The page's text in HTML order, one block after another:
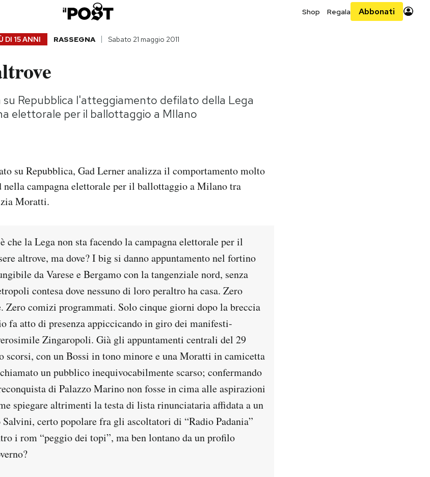
Shop Regala Abbonati
DI 15 ANNI RASSEGNA Sabato 21 maggio 2011
su Repubblica l'atteggiamento defilato della Lega
elettorale per il ballottaggio a MIlano
su Repubblica, Gad Lerner analizza il comportamento molto
campagna elettorale per il ballottaggio a Milano tra
Moratti.
che la Lega non sta facendo la campagna elettorale per il
altrove, ma dove? I big si danno appuntamento nel fortino
da Varese e Bergamo con la tangenziale nord, senza
contesa dove nessuno di loro peraltro ha casa. Zero
Zero comizi programmati. Solo cinque giorni dopo la breccia
fa atto di presenza appiccicando in giro dei manifesti-
Zingaropoli. Già gli appuntamenti centrali del 29
scorsi, con un Bossi in tono minore e una Moratti in camicetta
un pubblico inequivocabilmente scarso; confermando
di Palazzo Marino non fosse in cima alle aspirazioni
spiegare altrimenti la testa di lista rinunciataria affidata a un
certo popolare fra gli ascoltatori di “Radio Padania”
i rom “peggio dei topi”, ma ben lontano da un profilo